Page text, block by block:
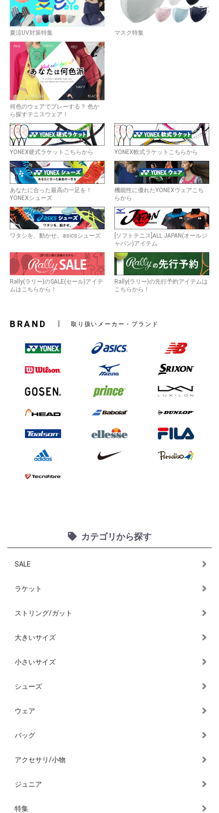
夏涼UV対策特集 マスク特集
何色のウェアでプレーする？ 色か
ら探すテニスウェア！
YONEX硬式ラケットこちらから YONEX軟式ラケットこちらから
あなたに合った最高の一足を！
YONEXシューズ
機能性に優れたYONEXウェアこち
らから
ワタシを、動かせ。asicsシューズ
[ソフトテニス]ALL JAPAN(オールジ
ャパン)アイテム
Rally(ラリー)のSALE(セール)アイテ
ムはこちらから！
Rally(ラリー)の先行予約アイテムは
こちらから！
BRAND 取り扱いメーカー・ブランド
カテゴリから探す
SALE
ラケット
ストリング/ガット
大きいサイズ
小さいサイズ
シューズ
ウェア
バッグ
アクセサリ/小物
ジュニア
特集